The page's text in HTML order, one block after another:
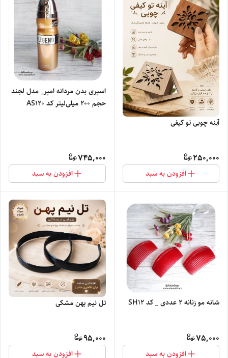
آینه چوبی تو کیفی
250,000
افزودن به سبد
اسپری بدن مردانه امپر_ مدل لجند
حجم ۲۰۰ میلی‌لیتر کد AS120
745,000
افزودن به سبد
شانه مو زنانه ۲ عددی _ کد SH12
75,000
افزودن به سبد
تل نیم پهن مشکی
95,000
افزودن به سبد